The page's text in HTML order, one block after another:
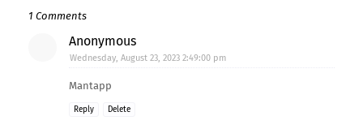
1 Comments
Anonymous
Wednesday, August 23, 2023 2:49:00 pm
Mantapp
Reply Delete